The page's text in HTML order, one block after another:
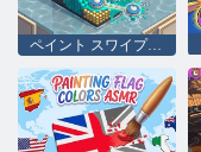
ペイント スワイプ 3D